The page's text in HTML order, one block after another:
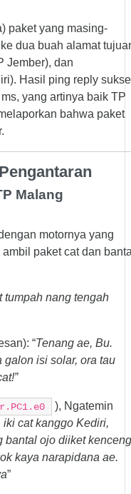
paket yang masing-
dua buah alamat
Jember), dan
Hasil ping reply
yang artinya baik TP
bahwa paket
Malang
motornya yang
paket cat dan
tumpah nang tengah
“Tenang ae, Bu.
isi solar, ora tau
), Ngatemin
iki cat kanggo Kediri,
bantal ojo diiket
kaya narapidana ae.
”